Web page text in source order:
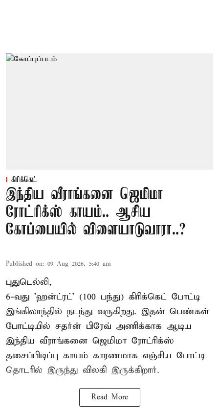
கிரிக்கெட்
இந்திய வீராங்கனை ஜெமிமா
ரோட்ரிக்ஸ் காயம்.. ஆசிய
கோப்பையில் விளையாடுவாரா..?
Published on: 09 Aug 2026, 5:40 am
புதுடெல்லி,
6-வது 'ஹன்ட்ரட்' (100 பந்து) கிரிக்கெட் போட்டி
இங்கிலாந்தில் நடந்து வருகிறது. இதன் பெண்கள்
போட்டியில் சதர்ன் பிரேவ் அணிக்காக ஆடிய
இந்திய வீராங்கனை ஜெமிமா ரோட்ரிக்ஸ்
தசைப்பிடிப்பு காயம் காரணமாக எஞ்சிய போட்டி
தொடரில் இருந்து விலகி இருக்கிறார்.
Read More